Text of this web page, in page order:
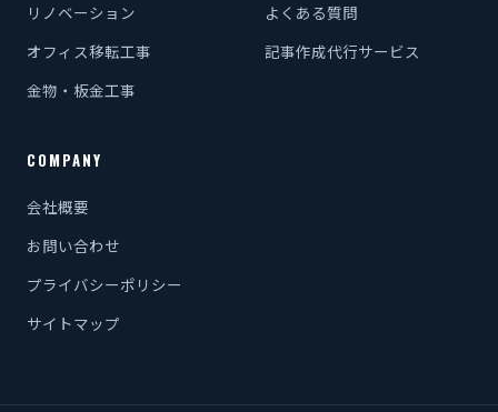
リノベーション
オフィス移転工事
金物・板金工事
よくある質問
記事作成代行サービス
COMPANY
会社概要
お問い合わせ
プライバシーポリシー
サイトマップ